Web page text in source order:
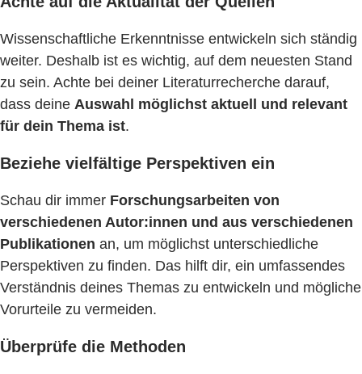
Wissenschaftliche Erkenntnisse entwickeln sich ständig
weiter. Deshalb ist es wichtig, auf dem neuesten Stand
zu sein. Achte bei deiner Literaturrecherche darauf,
dass deine Auswahl möglichst aktuell und relevant
für dein Thema ist.
Beziehe vielfältige Perspektiven ein
Schau dir immer Forschungsarbeiten von
verschiedenen Autor:innen und aus verschiedenen
Publikationen an, um möglichst unterschiedliche
Perspektiven zu finden. Das hilft dir, ein umfassendes
Verständnis deines Themas zu entwickeln und mögliche
Vorurteile zu vermeiden.
Überprüfe die Methoden